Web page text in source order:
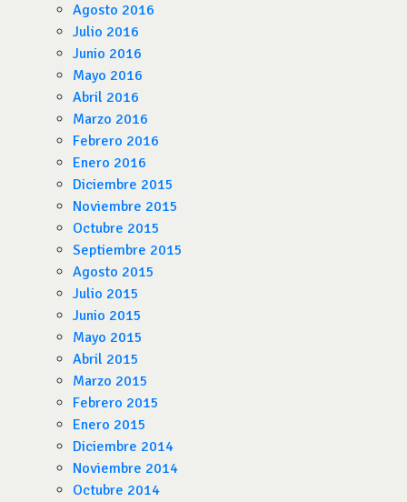
Agosto 2016
Julio 2016
Junio 2016
Mayo 2016
Abril 2016
Marzo 2016
Febrero 2016
Enero 2016
Diciembre 2015
Noviembre 2015
Octubre 2015
Septiembre 2015
Agosto 2015
Julio 2015
Junio 2015
Mayo 2015
Abril 2015
Marzo 2015
Febrero 2015
Enero 2015
Diciembre 2014
Noviembre 2014
Octubre 2014